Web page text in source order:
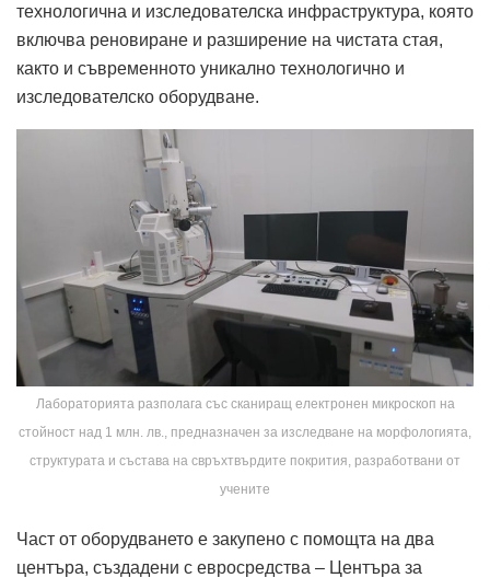
технологична и изследователска инфраструктура, която
включва реновиране и разширение на чистата стая,
както и съвременното уникално технологично и
изследователско оборудване.
Лабораторията разполага със сканиращ електронен микроскоп на
стойност над 1 млн. лв., предназначен за изследване на морфологията,
структурата и състава на свръхтвърдите покрития, разработвани от
учените
Част от оборудването е закупено с помощта на два
центъра, създадени с евросредства – Центъра за